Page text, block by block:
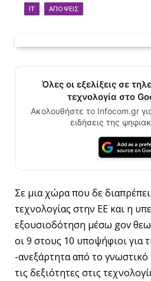
IT ΑΠΌΨΕΙΣ
Όλες οι εξελίξεις σε
τεχνολογία στο
Ακολουθήστε το Infocom.gr
ειδήσεις της
Σε μια χώρα που δε
τεχνολογίας στην ΕΕ και η
εξουσιοδότηση μέσω gov
οι 9 στους 10 υποψήφιοι για
-ανεξάρτητα από το
τις δεξιότητες στις